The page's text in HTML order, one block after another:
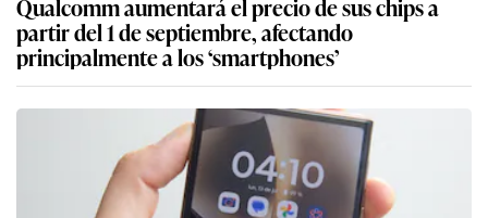
partir del 1 de septiembre, afectando
principalmente a los ‘smartphones’